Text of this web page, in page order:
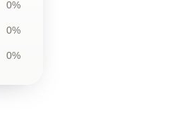
0%
0%
0%